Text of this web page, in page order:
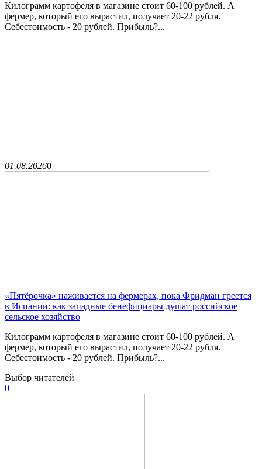
Килограмм картофеля в магазине стоит 60-100 рублей. А
фермер, который его вырастил, получает 20-22 рубля.
Себестоимость - 20 рублей. Прибыль?...
01.08.20260
«Пятёрочка» наживается на фермерах, пока Фридман греется
в Испании: как западные бенефициары душат российское
сельское хозяйство
Килограмм картофеля в магазине стоит 60-100 рублей. А
фермер, который его вырастил, получает 20-22 рубля.
Себестоимость - 20 рублей. Прибыль?...
Выбор читателей
0